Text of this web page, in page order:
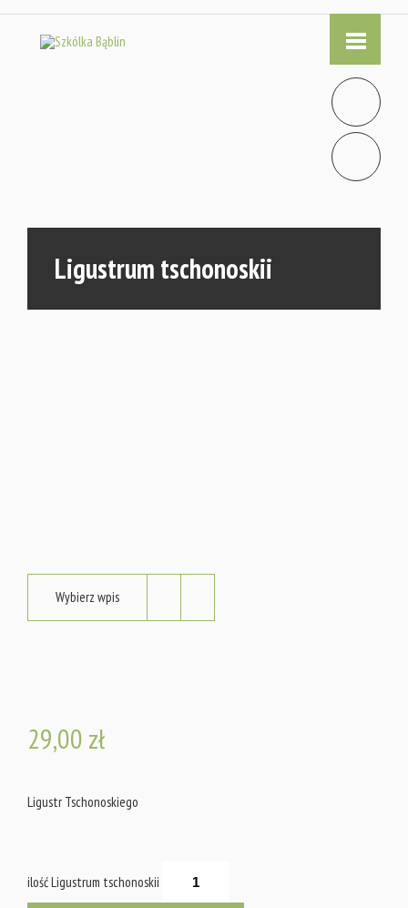
Ligustrum tschonoskii
Wybierz wpis
29,00 zł
Ligustr Tschonoskiego
ilość Ligustrum tschonoskii